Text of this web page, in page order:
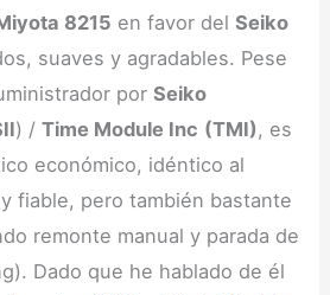
8215 en favor delSeiko
suaves y agradables. Pese
porSeiko
) /Time Module Inc (TMI) , es
económico, idéntico al
fiable, pero también bastante
remonte manual y parada de
Dado que he hablado de él